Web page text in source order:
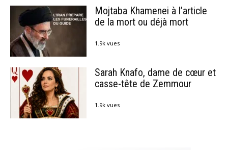
Mojtaba Khamenei à l’article
de la mort ou déjà mort
1.9k vues
Sarah Knafo, dame de cœur et
casse-tête de Zemmour
1.9k vues